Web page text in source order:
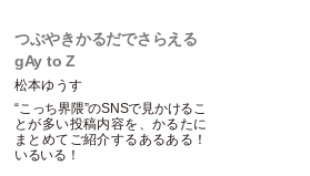
つぶやきかるだでさらえる
gAy to Z
松本ゆうす
“こっち界隈”のSNSで見かけるこ
とが多い投稿内容を、かるたに
まとめてご紹介するあるある！
いるいる！